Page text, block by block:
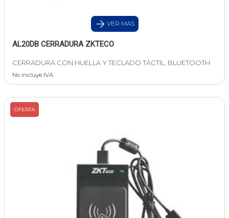
VER MAS
AL20DB CERRADURA ZKTECO
CERRADURA CON HUELLA Y TECLADO TÁCTIL, BLUETOOTH
No incluye IVA
OFERTA